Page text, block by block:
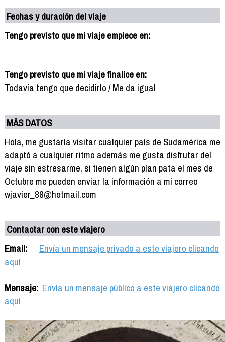
Fechas y duración del viaje
Tengo previsto que mi viaje empiece en:
Tengo previsto que mi viaje finalice en:
Todavía tengo que decidirlo / Me da igual
MÁS DATOS
Hola, me gustaría visitar cualquier país de Sudamérica me
adaptó a cualquier ritmo además me gusta disfrutar del
viaje sin estresarme, si tienen algún plan pata el mes de
Octubre me pueden enviar la información a mi correo
wjavier_88@hotmail.com
Contactar con este viajero
Email:
Envía un mensaje privado a este viajero clicando
aquí
Mensaje: Envía un mensaje público a este viajero clicando
aquí